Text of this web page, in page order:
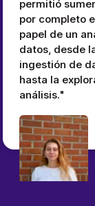
permitió
por completo
papel de un
datos, desde
ingestión de
hasta la
análisis."